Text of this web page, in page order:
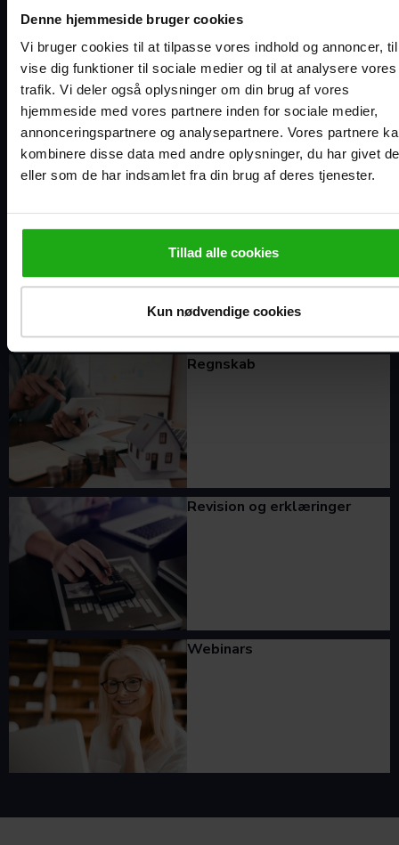
Denne hjemmeside bruger cookies
Vi bruger cookies til at tilpasse vores indhold og annoncer,
vise dig funktioner til sociale medier og til at analysere vores
trafik. Vi deler også oplysninger om din brug af vores
hjemmeside med vores partnere inden for sociale medier,
annonceringspartnere og analysepartnere. Vores partnere
kombinere disse data med andre oplysninger, du har givet
eller som de har indsamlet fra din brug af deres tjenester.
Tillad alle cookies
Kun nødvendige cookies
News
Regnskab
Revision og erklæringer
Webinars